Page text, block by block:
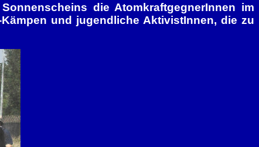
die AtomkraftgegnerInnen im
und jugendliche AktivistInnen, die zu